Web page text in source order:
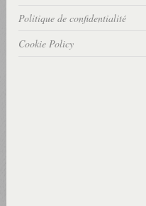
Politique de confidentialité
Cookie Policy